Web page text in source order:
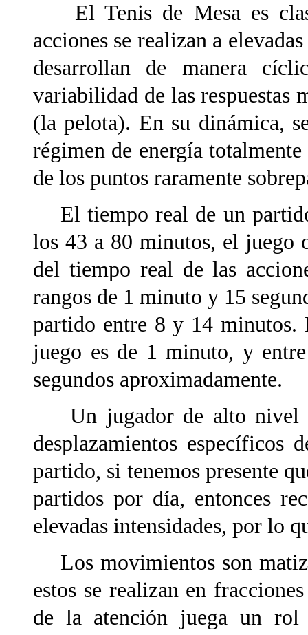
El Tenis de Mesa es
acciones se realizan a
desarrollan de manera
variabilidad de las respuestas
(la pelota). En su dinámica,
régimen de energía
de los puntos raramente
El tiempo real de un
los 43 a 80 minutos, el juego
del tiempo real de las
rangos de 1 minuto y 15
partido entre 8 y 14 minutos.
juego es de 1 minuto, y
segundos aproximadamente.
Un jugador de alto nivel
desplazamientos
partido, si tenemos presente
partidos por día, entonces
elevadas intensidades, por lo
Los movimientos son
estos se realizan en
de la atención juega un rol